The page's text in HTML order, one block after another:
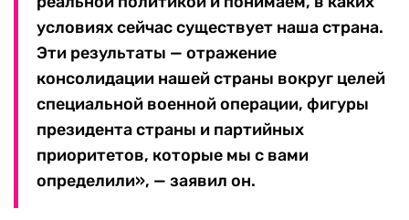
условиях сейчас существует наша страна.
Эти результаты — отражение
консолидации нашей страны вокруг целей
специальной военной операции, фигуры
президента страны и партийных
приоритетов, которые мы с вами
определили», — заявил он.